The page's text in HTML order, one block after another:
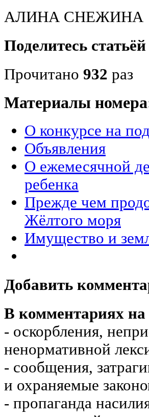
АЛИНА СНЕЖИНА
Поделитесь
Прочитано 932 раз
Материалы
О конкурсе на
Объявления
О ежемесячной
ребенка
Прежде чем
Жёлтого моря
Имущество и
Добавить
В комментариях
- оскорбления,
ненормативной
- сообщения,
и охраняемые
- пропаганда